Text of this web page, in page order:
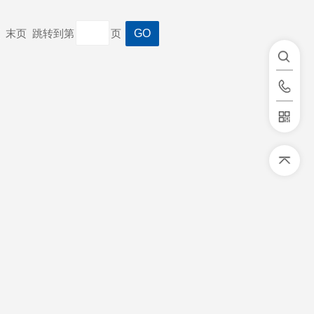
末页 跳转到第 页